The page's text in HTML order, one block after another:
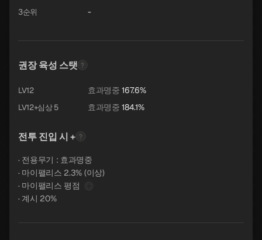
3순위
-
권장 육성 스탯
LV12 효과명중 167.6%
LV12+심상 5 효과명중 184.1%
전투 진입 시 +
· 전용무기 : 효과명중
· 마이팰리스 2.3% (이상)
· 마이팰리스 평점
· 계시 20%